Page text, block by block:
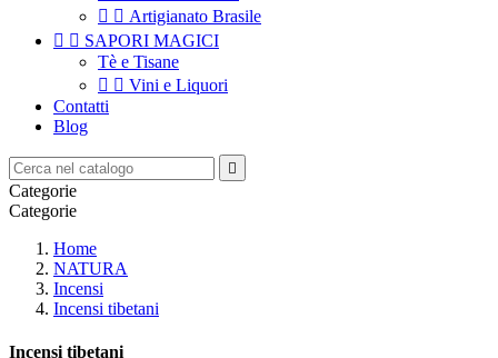
  Artigianato Brasile
  SAPORI MAGICI
Tè e Tisane
  Vini e Liquori
Contatti
Blog

Categorie
Categorie
Home
NATURA
Incensi
Incensi tibetani
Incensi tibetani